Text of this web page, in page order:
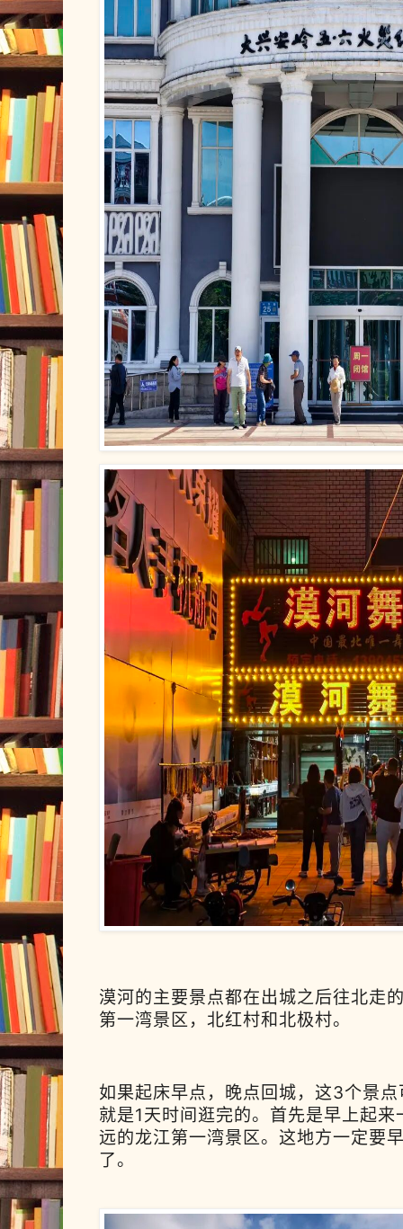
漠河的主要景点都在出城之后往北走
第一湾景区，北红村和北极村。
如果起床早点，晚点回城，这3个景
就是1天时间逛完的。首先是早上起
远的龙江第一湾景区。这地方一定要
了。